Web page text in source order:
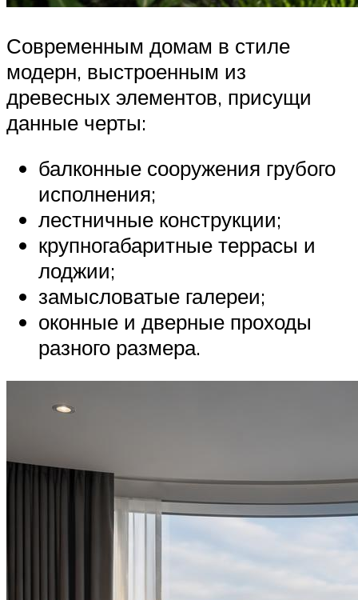
Современным домам в стиле
модерн, выстроенным из
древесных элементов, присущи
данные черты:
балконные сооружения грубого
исполнения;
лестничные конструкции;
крупногабаритные террасы и
лоджии;
замысловатые галереи;
оконные и дверные проходы
разного размера.